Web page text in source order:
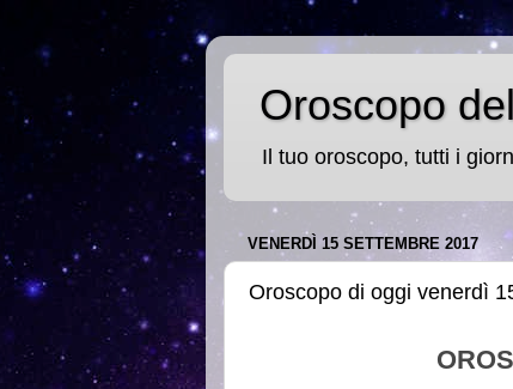
Oroscopo
Il tuo oroscopo, tutti i
VENERDÌ 15 SETTEMBRE 2017
Oroscopo di oggi venerdì